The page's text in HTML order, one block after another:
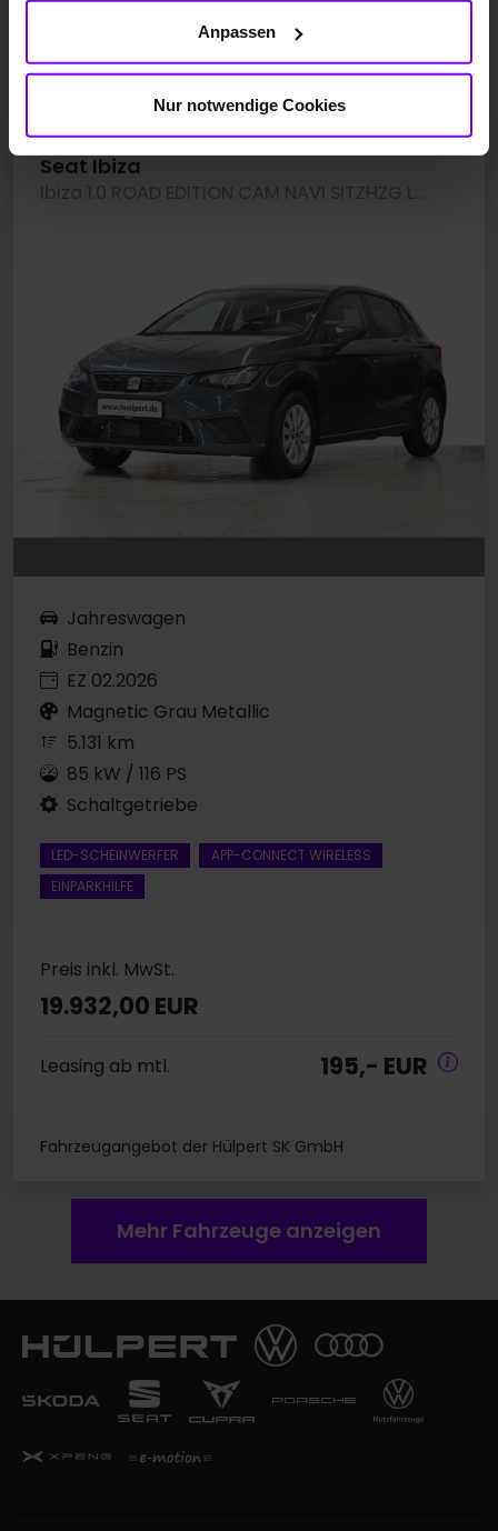
Anpassen
Nur notwendige Cookies
kombiniert: 5,3 l/100km; CO
Fahrzeugangebot der Hülpert SK GmbH
Seat Ibiza
Jahreswagen
Benzin
EZ 02.2026
Magnetic Grau Metallic
5.131 km
85 kW / 116 PS
Schaltgetriebe
LED-SCHEINWERFER
APP-CONNECT WIRELESS
EINPARKHILFE
Preis inkl. MwSt.
19.932,00 EUR
Leasing ab mtl. 195,- EUR
Fahrzeugangebot der Hülpert SK GmbH
Mehr Fahrzeuge anzeigen